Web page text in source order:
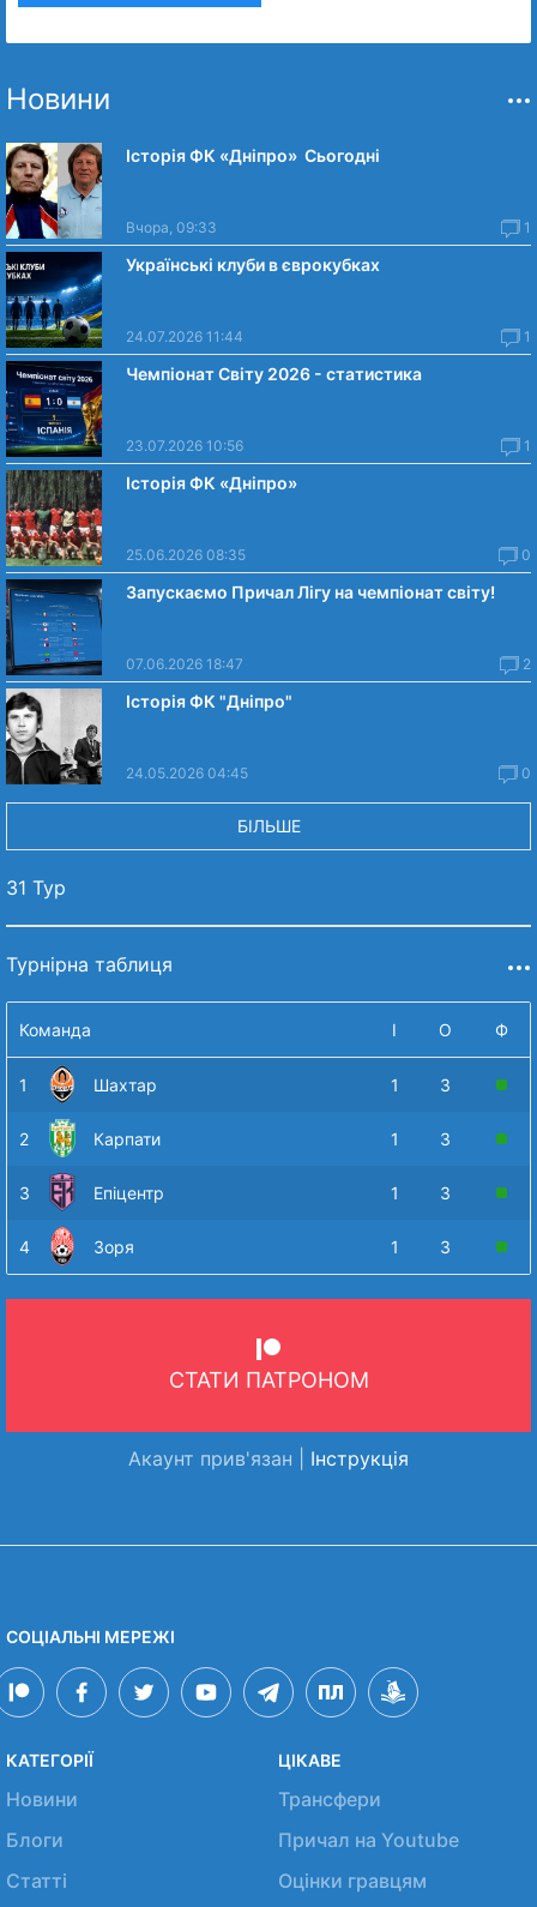
Новини
Історія ФК «Дніпро» Сьогодні
Вчора, 09:33 1
Українські клуби в єврокубках
24.07.2026 11:44 1
Чемпіонат Світу 2026 - статистика
23.07.2026 10:56 1
Історія ФК «Дніпро»
25.06.2026 08:35 0
Запускаємо Причал Лігу на чемпіонат світу!
07.06.2026 18:47 2
Історія ФК "Дніпро"
24.05.2026 04:45 0
БІЛЬШЕ
31 Тур
Турнірна таблиця
Команда І О Ф
1 Шахтар 1 3
2 Карпати 1 3
3 Епіцентр 1 3
4 Зоря 1 3
СТАТИ ПАТРОНОМ
Акаунт прив'язан | Інструкція
СОЦІАЛЬНІ МЕРЕЖІ
КАТЕГОРІЇ
Новини
Блоги
Статті
ЦІКАВЕ
Трансфери
Причал на Youtube
Оцінки гравцям